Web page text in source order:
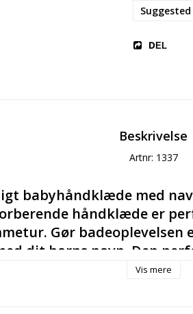
DEL
Beskrivelse
Artnr: 1337
babyhåndklæde med
håndklæde er
Gør badeoplevelsen
dit barns navn. Den
med navn i dag.
Vis mere